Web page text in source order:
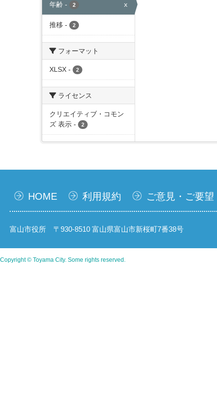
年齢 - 2 x
推移 - 2
フォーマット
XLSX - 2
ライセンス
クリエイティブ・コモン
ズ 表示 - 2
HOME 利用規約 ご意見・ご要望
富山市役所 〒930-8510 富山県富山市新桜町7番38号
Copyright © Toyama City. Some rights reserved.